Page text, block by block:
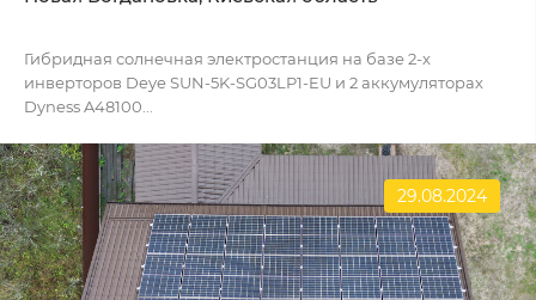
Гибридная солнечная электростанция на базе 2-х
инверторов Deye SUN-5K-SG03LP1-EU и 2 аккумуляторах
Dyness A48100...
29.08.2024